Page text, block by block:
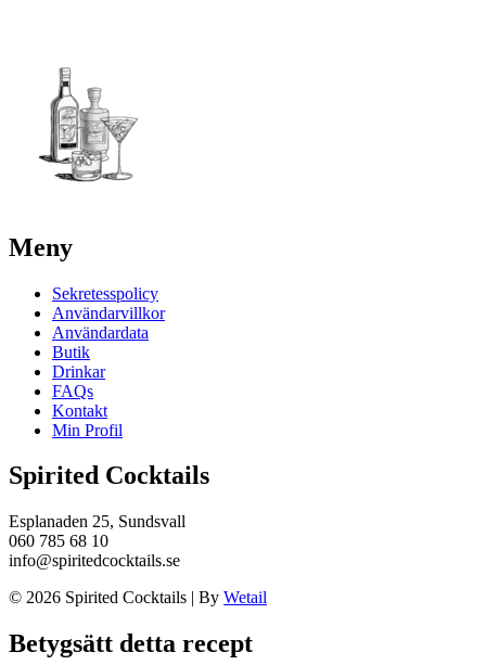
Meny
Sekretesspolicy
Användarvillkor
Användardata
Butik
Drinkar
FAQs
Kontakt
Min Profil
Spirited Cocktails
Esplanaden 25, Sundsvall
060 785 68 10
info@spiritedcocktails.se
© 2026 Spirited Cocktails | By Wetail
Betygsätt detta recept